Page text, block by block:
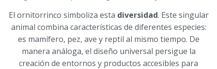
El ornitorrinco simboliza esta diversidad. Este singular
animal combina características de diferentes especies:
es mamífero, pez, ave y reptil al mismo tiempo. De
manera análoga, el diseño universal persigue la
creación de entornos y productos accesibles para